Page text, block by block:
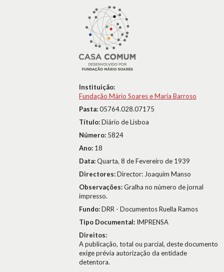
Instituição:
Fundação Mário Soares e Maria Barroso
Pasta:05764.028.07175
Título:Diário de Lisboa
Número: 5824
Ano: 18
Data:Quarta, 8 de Fevereiro de 1939
Directores:Director: Joaquim Manso
Observações:Gralha no número de jornal
impresso.
Fundo:DRR - Documentos Ruella Ramos
Tipo Documental: IMPRENSA
Direitos:
A publicação, total ou parcial, deste documento
exige prévia autorização da entidade
detentora.